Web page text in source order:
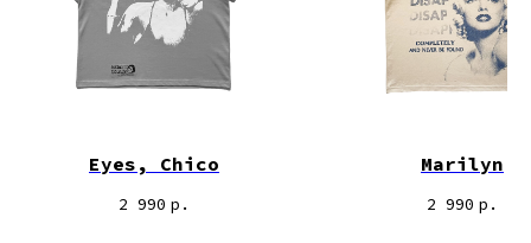
Eyes, Chico
2 990 р.
Marilyn
2 990 р.